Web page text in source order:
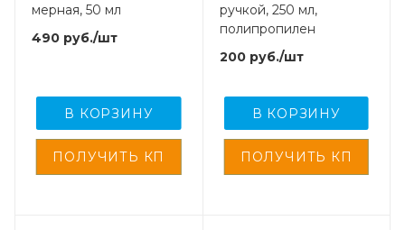
мерная, 50 мл
490 руб./шт
В КОРЗИНУ
ручкой, 250 мл,
полипропилен
200руб./шт
В КОРЗИНУ